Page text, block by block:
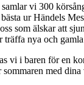
vi 300
ur Händels
som älskar att
träffa nya och
vi i baren för en
sommaren med dina